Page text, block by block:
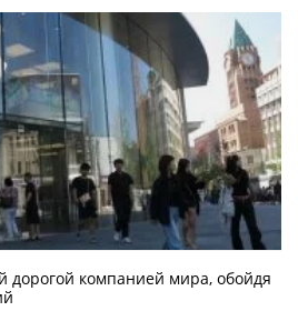
дорогой компанией мира, обойдя